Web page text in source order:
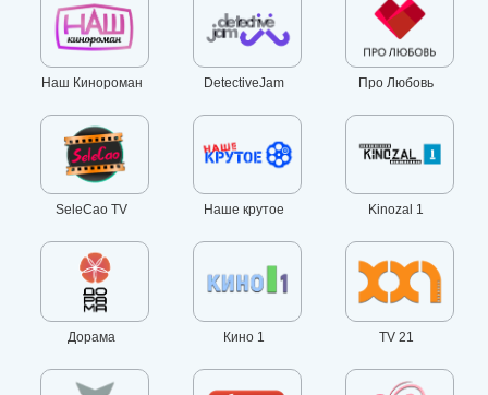
Наш Кинороман DetectiveJam Про Любовь
SeleCao TV Наше крутое Kinozal 1
Дорама Кино 1 TV 21